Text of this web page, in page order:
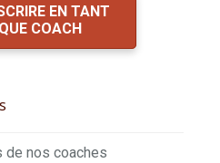
EN TANT
QUE COACH
de nos coaches